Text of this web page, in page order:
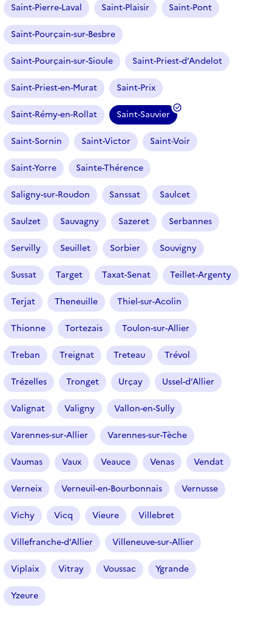
Saint-Pierre-Laval Saint-Plaisir Saint-Pont
Saint-Pourçain-sur-Besbre
Saint-Pourçain-sur-Sioule Saint-Priest-d’Andelot
Saint-Priest-en-Murat Saint-Prix
Saint-Rémy-en-Rollat Saint-Sauvier
(
f
i
l
t
r
s
é
l
e
c
t
i
o
n
n
é
)
Saint-Sornin Saint-Victor Saint-Voir
Saint-Yorre Sainte-Thérence
Saligny-sur-Roudon Sanssat Saulcet
Saulzet Sauvagny Sazeret Serbannes
Servilly Seuillet Sorbier Souvigny
Sussat Target Taxat-Senat Teillet-Argenty
Terjat Theneuille Thiel-sur-Acolin
Thionne Tortezais Toulon-sur-Allier
Treban Treignat Treteau Trévol
Trézelles Tronget Urçay Ussel-d’Allier
Valignat Valigny Vallon-en-Sully
Varennes-sur-Allier Varennes-sur-Tèche
Vaumas Vaux Veauce Venas Vendat
Verneix Verneuil-en-Bourbonnais Vernusse
Vichy Vicq Vieure Villebret
Villefranche-d’Allier Villeneuve-sur-Allier
Viplaix Vitray Voussac Ygrande
Yzeure